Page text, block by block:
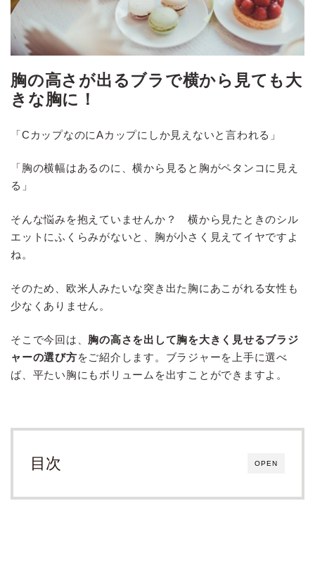
胸の高さが出るブラで横から見ても大
きな胸に！
「CカップなのにAカップにしか見えないと言われる」
「胸の横幅はあるのに、横から見ると胸がペタンコに見え
る」
そんな悩みを抱えていませんか？ 横から見たときのシル
エットにふくらみがないと、胸が小さく見えてイヤですよ
ね。
そのため、欧米人みたいな突き出た胸にあこがれる女性も
少なくありません。
そこで今回は、 胸の高さを出して胸を大きく見せるブラジ
ャーの選び方をご紹介します。ブラジャーを上手に選べ
ば、平たい胸にもボリュームを出すことができますよ。
OPEN
目次